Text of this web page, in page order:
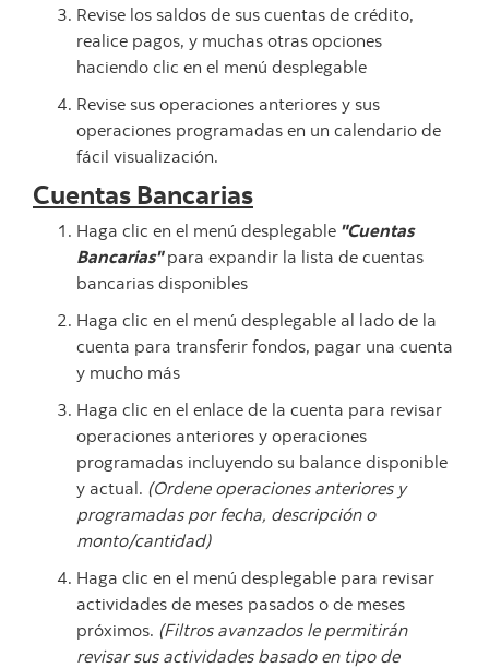
Revise los saldos de sus cuentas de crédito,
realice pagos, y muchas otras opciones
haciendo clic en el menú desplegable
Revise sus operaciones anteriores y sus
operaciones programadas en un calendario de
fácil visualización.
Cuentas Bancarias
Haga clic en el menú desplegable "Cuentas
Bancarias"para expandir la lista de cuentas
bancarias disponibles
Haga clic en el menú desplegable al lado de la
cuenta para transferir fondos, pagar una cuenta
y mucho más
Haga clic en el enlace de la cuenta para revisar
operaciones anteriores y operaciones
programadas incluyendo su balance disponible
y actual. (Ordene operaciones anteriores y
programadas por fecha, descripción o
monto/cantidad)
Haga clic en el menú desplegable para revisar
actividades de meses pasados o de meses
próximos. (Filtros avanzados le permitirán
revisar sus actividades basado en tipo de